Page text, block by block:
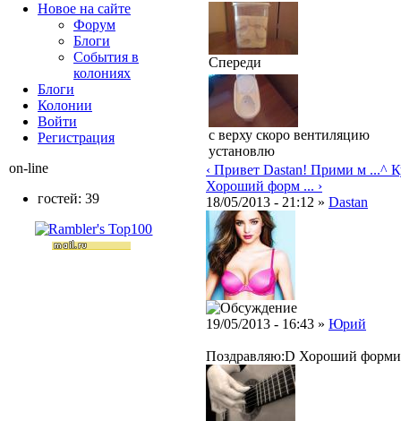
Спереди
с верху скоро вентиляцию
установлю
‹ Привет Dastan! Прими м ...^
Хороший форм ... ›
18/05/2013 - 21:12 » Dastan
19/05/2013 - 16:43 » Юрий
Поздравляю:D Хороший
Новое на сайте
Форум
Блоги
События в
колониях
Блоги
Колонии
Войти
Peгиcтpaция
on-line
гостей: 39